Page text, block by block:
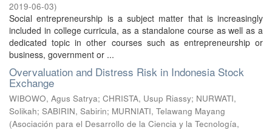
2019-06-03)
Social entrepreneurship is a subject matter that is increasingly
included in college curricula, as a standalone course as well as a
dedicated topic in other courses such as entrepreneurship or
business, government or ...
Overvaluation and Distress Risk in Indonesia Stock
Exchange
WIBOWO, Agus Satrya; CHRISTA, Usup Riassy; NURWATI,
Solikah; SABIRIN, Sabirin; MURNIATI, Telawang Mayang
(Asociación para el Desarrollo de la Ciencia y la Tecnología,